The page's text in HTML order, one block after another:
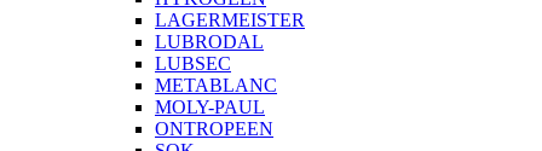
LAGERMEISTER
LUBRODAL
LUBSEC
METABLANC
MOLY-PAUL
ONTROPEEN